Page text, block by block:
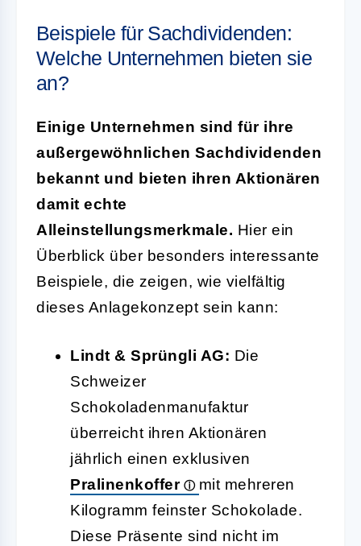
Beispiele für Sachdividenden:
Welche Unternehmen bieten sie
an?
Einige Unternehmen sind für ihre
außergewöhnlichen Sachdividenden
bekannt und bieten ihren Aktionären
damit echte
Alleinstellungsmerkmale. Hier ein
Überblick über besonders interessante
Beispiele, die zeigen, wie vielfältig
dieses Anlagekonzept sein kann:
Lindt & Sprüngli AG: Die
Schweizer
Schokoladenmanufaktur
überreicht ihren Aktionären
jährlich einen exklusiven
Pralinenkoffer
mit mehreren
Kilogramm feinster Schokolade.
Diese Präsente sind nicht im